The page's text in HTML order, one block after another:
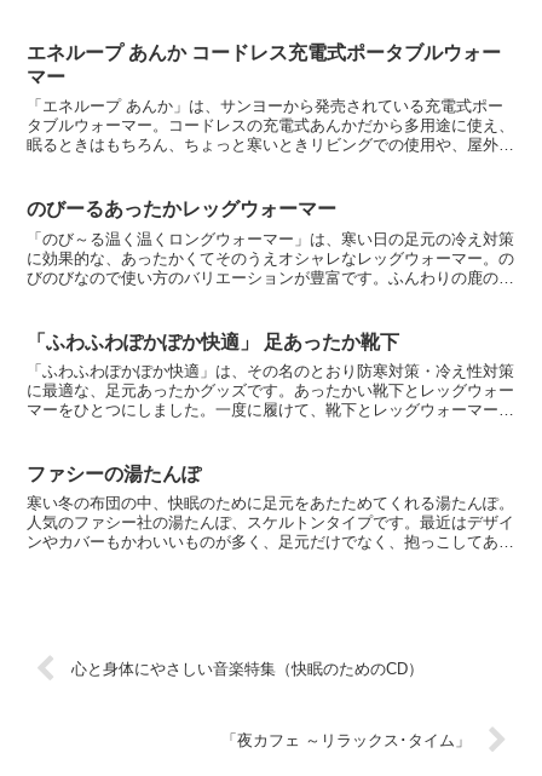
エネループ あんか コードレス充電式ポータブルウォー
マー
「エネループ あんか」は、サンヨーから発売されている充電式ポー
タブルウォーマー。コードレスの充電式あんかだから多用途に使え、
眠るときはもちろん、ちょっと寒いときリビングでの使用や、屋外へ
のびーるあったかレッグウォーマー
「のび～る温く温くロングウォーマー」は、寒い日の足元の冷え対策
に効果的な、あったかくてそのうえオシャレなレッグウォーマー。の
びのびなので使い方のバリエーションが豊富です。ふんわりの鹿の子
「ふわふわぽかぽか快適」 足あったか靴下
「ふわふわぽかぽか快適」は、その名のとおり防寒対策・冷え性対策
に最適な、足元あったかグッズです。あったかい靴下とレッグウォー
マーをひとつにしました。一度に履けて、靴下とレッグウォーマーの
ファシーの湯たんぽ
寒い冬の布団の中、快眠のために足元をあたためてくれる湯たんぽ。
人気のファシー社の湯たんぽ、スケルトンタイプです。最近はデザイ
ンやカバーもかわいいものが多く、足元だけでなく、抱っこしてあた
心と身体にやさしい音楽特集（快眠のためのCD）
「夜カフェ ～リラックス･タイム」